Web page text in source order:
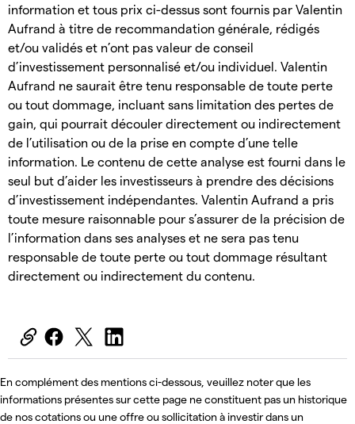
information et tous prix ci-dessus sont fournis par Valentin
Aufrand à titre de recommandation générale, rédigés
et/ou validés et n’ont pas valeur de conseil
d’investissement personnalisé et/ou individuel. Valentin
Aufrand ne saurait être tenu responsable de toute perte
ou tout dommage, incluant sans limitation des pertes de
gain, qui pourrait découler directement ou indirectement
de l’utilisation ou de la prise en compte d’une telle
information. Le contenu de cette analyse est fourni dans le
seul but d’aider les investisseurs à prendre des décisions
d’investissement indépendantes. Valentin Aufrand a pris
toute mesure raisonnable pour s’assurer de la précision de
l’information dans ses analyses et ne sera pas tenu
responsable de toute perte ou tout dommage résultant
directement ou indirectement du contenu.
En complément des mentions ci-dessous, veuillez noter que les
informations présentes sur cette page ne constituent pas un historique
de nos cotations ou une offre ou sollicitation à investir dans un